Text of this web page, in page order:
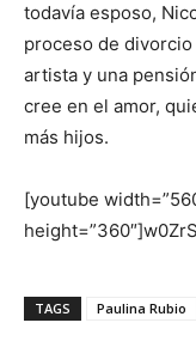
todavía esposo,
proceso de
artista y una
cree en el amor,
más hijos.
[youtube
TAGS Paulina Rubio